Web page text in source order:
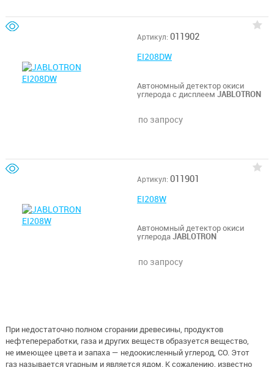
Артикул: 011902
EI208DW
Автономный детектор окиси
углерода с дисплеем JABLOTRON
по запросу
Артикул: 011901
EI208W
Автономный детектор окиси
углеродаJABLOTRON
по запросу
При недостаточно полном сгорании древесины, продуктов
нефтепереработки, газа и других веществ образуется вещество,
не имеющее цвета и запаха — недоокисленный углерод, СО. Этот
газ называется угарным и является ядом. К сожалению, известно